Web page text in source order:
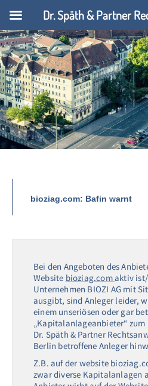
bioziag.com: Bafin warnt
Bei den Angeboten des
Website bioziag.comaktiv
Unternehmen BIOZI AG mit
ausgibt, sind Anleger leider,
einem unseriösen oder gar
„Kapitalanlageanbieter“
Dr. Späth & Partner
Berlin betroffene Anleger
Z.B. auf der website
zwar diverse Kapitalanlagen
Dr. Späth & Partner